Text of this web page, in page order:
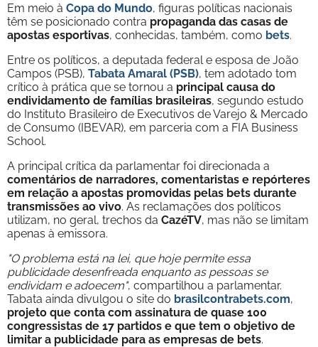
Em meio à Copa do Mundo, figuras políticas nacionais
têm se posicionado contra propaganda das casas de
apostas esportivas, conhecidas, também, como bets.
Entre os políticos, a deputada federal e esposa de João
Campos (PSB), Tabata Amaral (PSB), tem adotado tom
crítico à prática que se tornou a principal causa do
endividamento de famílias brasileiras, segundo estudo
do Instituto Brasileiro de Executivos de Varejo & Mercado
de Consumo (IBEVAR), em parceria com a FIA Business
School.
A principal crítica da parlamentar foi direcionada a
comentários de narradores, comentaristas e repórteres
em relação a apostas promovidas pelas bets durante
transmissões ao vivo. As reclamações dos políticos
utilizam, no geral, trechos da CazéTV, mas não se limitam
apenas à emissora.
"O problema está na lei, que hoje permite essa
publicidade desenfreada enquanto as pessoas se
endividam e adoecem", compartilhou a parlamentar.
Tabata ainda divulgou o site do brasilcontrabets.com,
projeto que conta com assinatura de quase 100
congressistas de 17 partidos e que tem o objetivo de
limitar a publicidade para as empresas de bets.